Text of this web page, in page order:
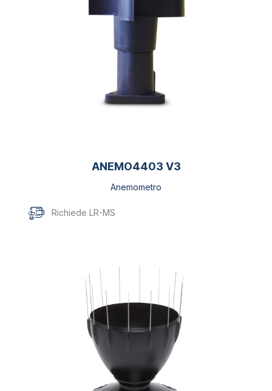
ANEMO4403 V3
Anemometro
Richiede LR-MS